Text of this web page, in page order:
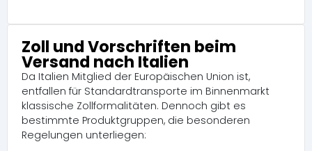
Zoll und Vorschriften beim
Versand nach Italien
Da Italien Mitglied der Europäischen Union ist,
entfallen für Standardtransporte im Binnenmarkt
klassische Zollformalitäten. Dennoch gibt es
bestimmte Produktgruppen, die besonderen
Regelungen unterliegen: